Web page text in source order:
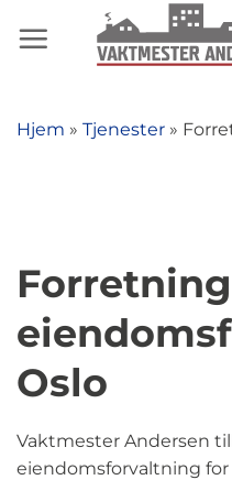
Hjem » Tjenester »
Oslo
Vaktmester Andersen
eiendomsforvaltning